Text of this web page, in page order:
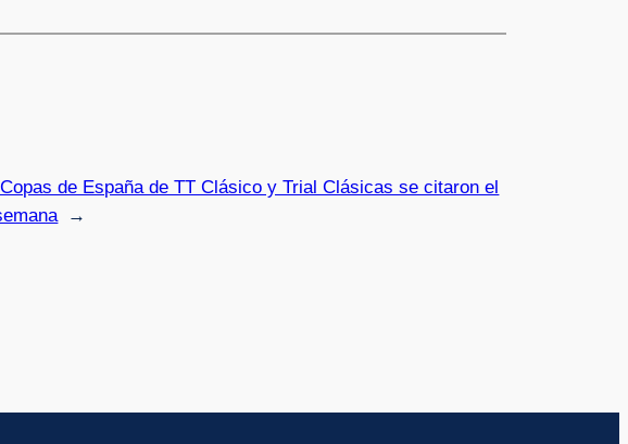
de España de TT Clásico y Trial Clásicas se citaron el
→